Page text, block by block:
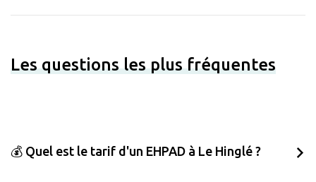
Les questions les plus fréquentes
💰 Quel est le tarif d'un EHPAD à Le Hinglé ?